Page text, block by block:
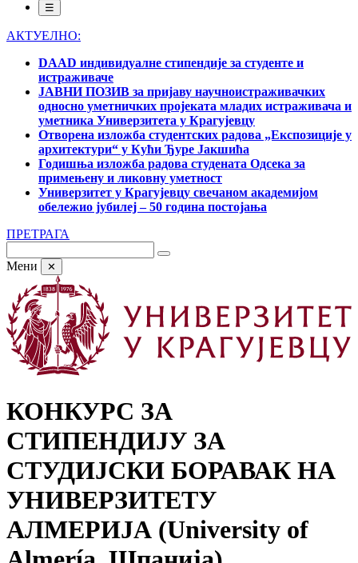
☰
АКТУЕЛНО:
DAAD индивидуалне стипендије за студенте и
истраживаче
ЈАВНИ ПОЗИВ за пријаву научноистраживачких
односно уметничких пројеката младих истраживача и
уметника Универзитета у Крагујевцу
Отворена изложба студентских радова „Експозиције у
архитектури“ у Кући Ђуре Јакшића
Годишња изложба радова студената Одсека за
примењену и ликовну уметност
Универзитет у Крагујевцу свечаном академијом
обележио јубилеј – 50 година постојања
ПРЕТРАГА
Мени ✕
КОНКУРС ЗА
СТИПЕНДИЈУ ЗА
СТУДИЈСКИ БОРАВАК НА
УНИВЕРЗИТЕТУ
АЛМЕРИЈА (University of